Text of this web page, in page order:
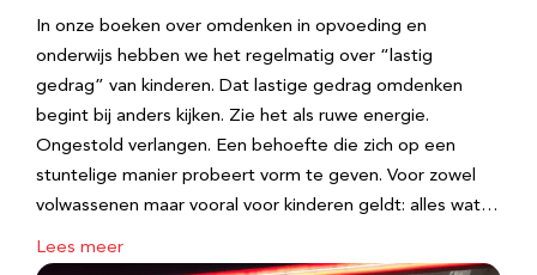
In onze boeken over omdenken in opvoeding en
onderwijs hebben we het regelmatig over “lastig
gedrag” van kinderen. Dat lastige gedrag omdenken
begint bij anders kijken. Zie het als ruwe energie.
Ongestold verlangen. Een behoefte die zich op een
stuntelige manier probeert vorm te geven. Voor zowel
volwassenen maar vooral voor kinderen geldt: alles wat…
Lees meer